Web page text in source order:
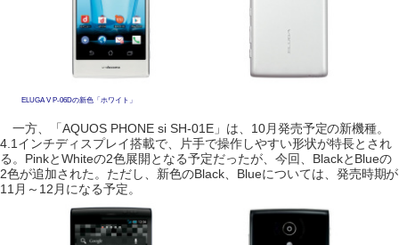
ELUGA V P-06Dの新色「ホワイト」
一方、「AQUOS PHONE si SH-01E」は、10月発売予定の新機種。
4.1インチディスプレイ搭載で、片手で操作しやすい形状が特長とされ
る。PinkとWhiteの2色展開となる予定だったが、今回、BlackとBlueの
2色が追加された。ただし、新色のBlack、Blueについては、発売時期が
11月～12月になる予定。